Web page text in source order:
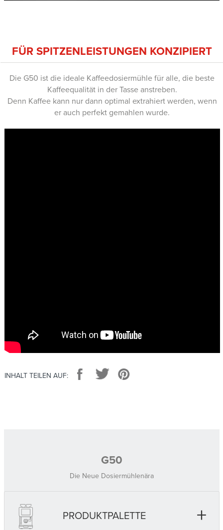
FÜR SPITZENLEISTUNGEN KONZIPIERT
Die G50 ist die ideale Kaffeedosiermühle für alle, die beste
Kaffeequalität in der Tasse anstreben.
Denn Kaffee kann nur dann optimal extrahiert werden, wenn
er auch perfekt gemahlen wurde.
INHALT TEILEN AUF:
FacebookTwitter
G50
Die Neue Dosiermühlenära
PRODUKTPALETTE +